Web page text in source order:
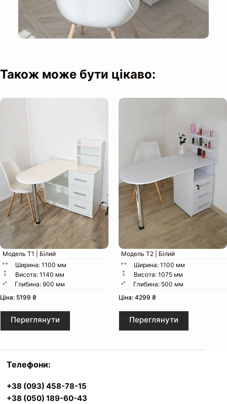
Розмір коробки:
Кількість коробок:
Також може бути цікаво:
Модель Т1 | Білий
Ширина: 1100 мм
Висота: 1140 мм
Глибина: 900 мм
Ціна: 5199 ₴
Переглянути
Модель Т2 | Білий
Ширина: 1100 мм
Висота: 1075 мм
Глибина: 500 мм
Ціна: 4299 ₴
Переглянути
Телефони:
+38 (093) 458-78-15
+38 (050) 189-60-43